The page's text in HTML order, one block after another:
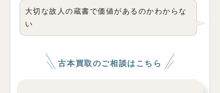
大切な故人の蔵書で価値があるのかわからな
い
古本買取のご相談はこちら